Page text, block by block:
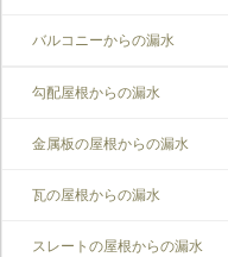
バルコニーからの漏水
勾配屋根からの漏水
金属板の屋根からの漏水
瓦の屋根からの漏水
スレートの屋根からの漏水